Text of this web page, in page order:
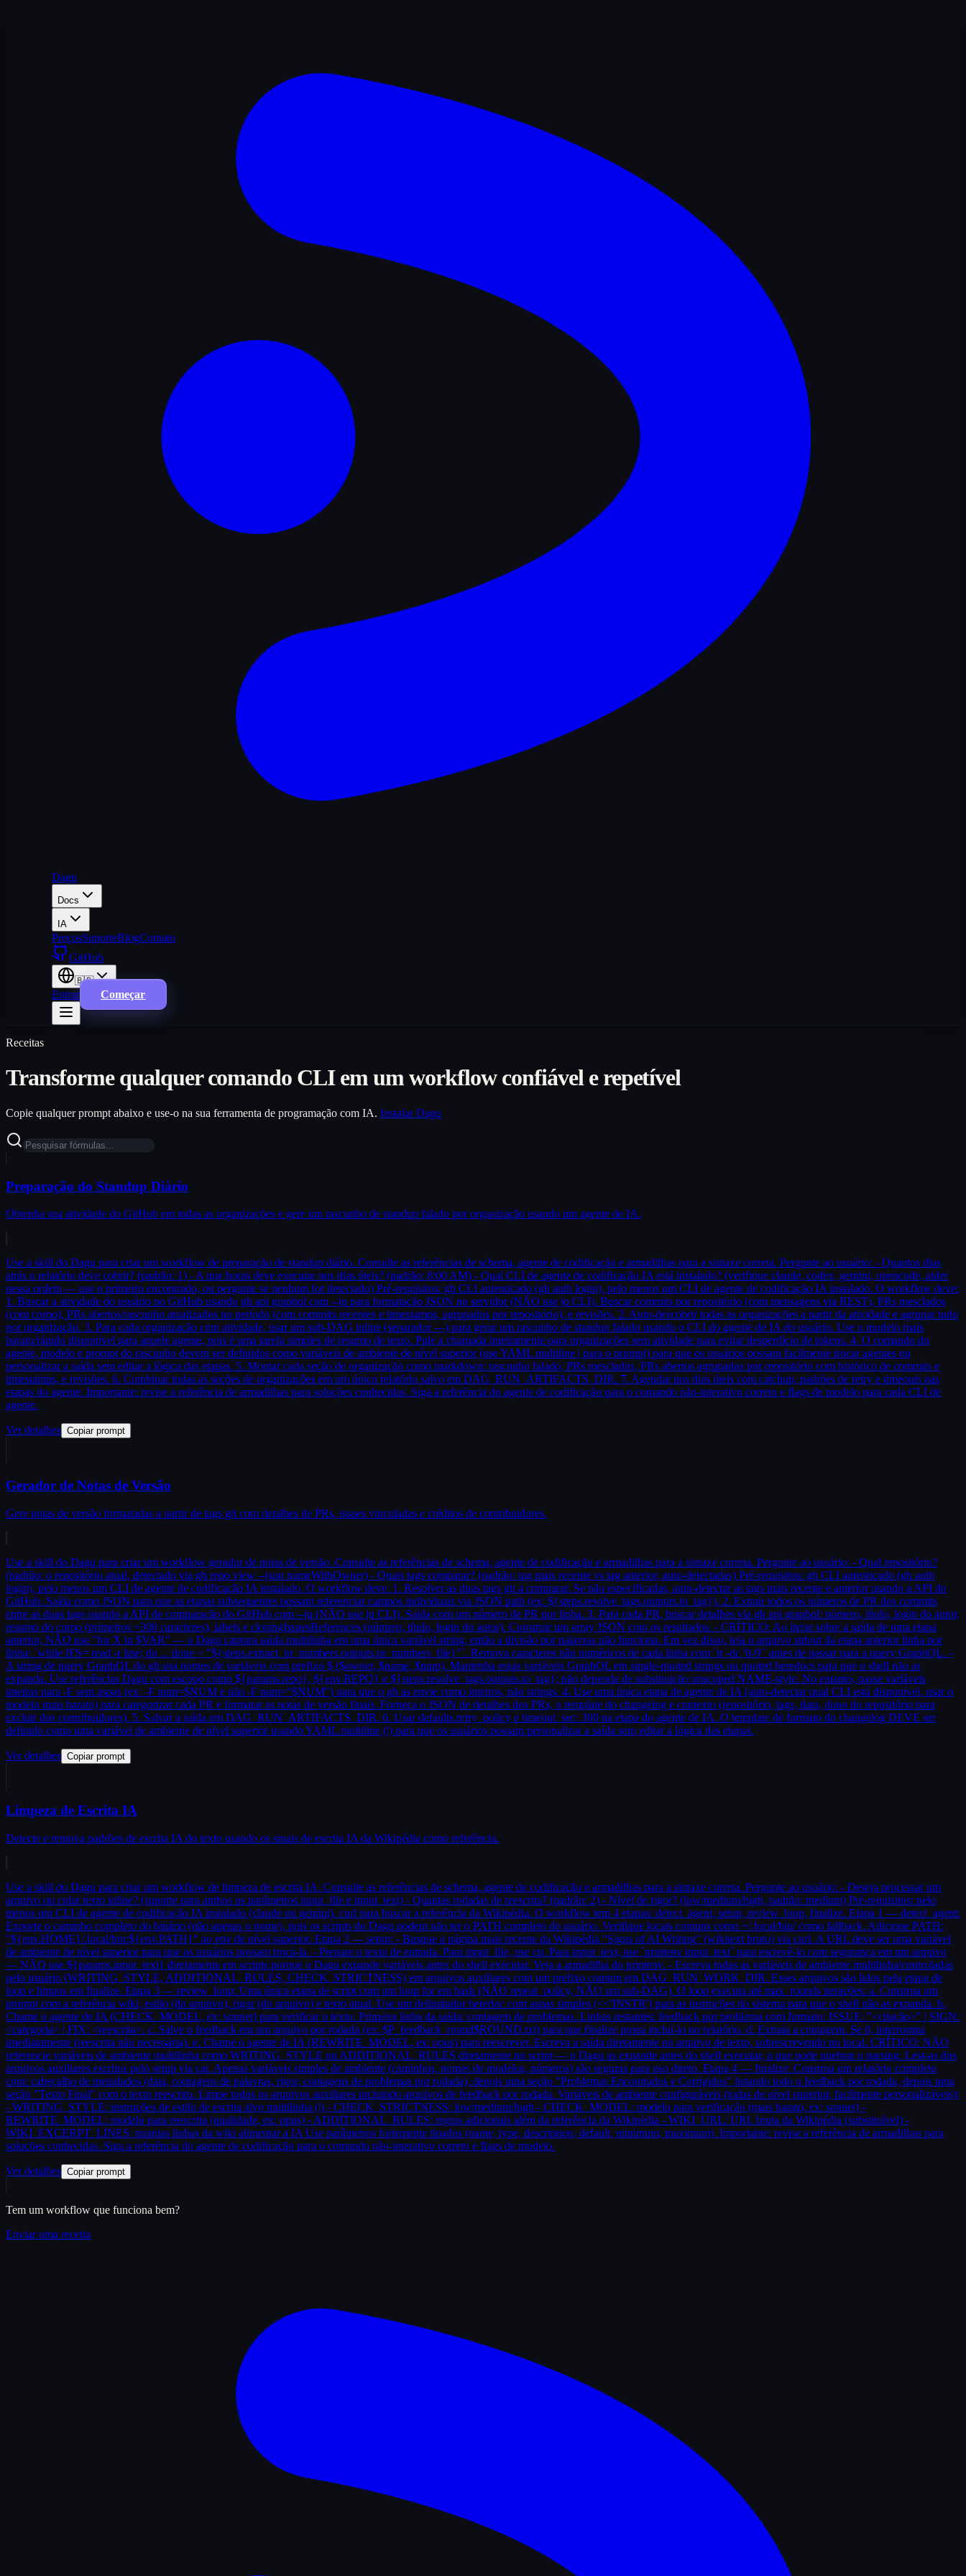
Dagu
Docs
IA
PreçosSuporteBlogContato
GitHub
🇧🇷
Entrar Começar
Receitas
Transforme qualquer comando CLI em um workflow confiável e repetível
Copie qualquer prompt abaixo e use-o na sua ferramenta de programação com IA. Instalar Dagu
Preparação do Standup Diário
Obtenha sua atividade do GitHub em todas as organizações e gere um rascunho de standup falado por organização usando um agente de IA.
Use a skill do Dagu para criar um workflow de preparação de standup diário. Consulte as referências de schema, agente de codificação e armadilhas para a sintaxe correta. Pergunte ao usuário: - Quantos dias
atrás o relatório deve cobrir? (padrão: 1) - A que horas deve executar nos dias úteis? (padrão: 8:00 AM) - Qual CLI de agente de codificação IA está instalado? (verifique claude, codex, gemini, opencode, aider
nessa ordem — use o primeiro encontrado, ou pergunte se nenhum for detectado) Pré-requisitos: gh CLI autenticado (gh auth login), pelo menos um CLI de agente de codificação IA instalado. O workflow deve:
1. Buscar a atividade do usuário no GitHub usando gh api graphql com --jq para formatação JSON no servidor (NÃO use jq CLI). Buscar commits por repositório (com mensagens via REST), PRs mesclados
(com corpo), PRs abertos/rascunho atualizados no período (com commits recentes e timestamps, agrupados por repositório), e revisões. 2. Auto-descobrir todas as organizações a partir da atividade e agrupar tudo
por organização. 3. Para cada organização com atividade, usar um sub-DAG inline (separador ---) para gerar um rascunho de standup falado usando o CLI do agente de IA do usuário. Use o modelo mais
barato/rápido disponível para aquele agente, pois é uma tarefa simples de resumo de texto. Pule a chamada inteiramente para organizações sem atividade para evitar desperdício de tokens. 4. O comando do
agente, modelo e prompt do rascunho devem ser definidos como variáveis de ambiente de nível superior (use YAML multiline | para o prompt) para que os usuários possam facilmente trocar agentes ou
personalizar a saída sem editar a lógica das etapas. 5. Montar cada seção de organização como markdown: rascunho falado, PRs mesclados, PRs abertos agrupados por repositório com histórico de commits e
timestamps, e revisões. 6. Combinar todas as seções de organizações em um único relatório salvo em DAG_RUN_ARTIFACTS_DIR. 7. Agendar nos dias úteis com catchup, padrões de retry e timeouts nas
etapas do agente. Importante: revise a referência de armadilhas para soluções conhecidas. Siga a referência do agente de codificação para o comando não-interativo correto e flags de modelo para cada CLI de
agente.
Ver detalhes Copiar prompt
Gerador de Notas de Versão
Gere notas de versão formatadas a partir de tags git com detalhes de PRs, issues vinculadas e créditos de contribuidores.
Use a skill do Dagu para criar um workflow gerador de notas de versão. Consulte as referências de schema, agente de codificação e armadilhas para a sintaxe correta. Pergunte ao usuário: - Qual repositório?
(padrão: o repositório atual, detectado via gh repo view --json nameWithOwner) - Quais tags comparar? (padrão: tag mais recente vs tag anterior, auto-detectadas) Pré-requisitos: gh CLI autenticado (gh auth
login), pelo menos um CLI de agente de codificação IA instalado. O workflow deve: 1. Resolver as duas tags git a comparar. Se não especificadas, auto-detectar as tags mais recente e anterior usando a API do
GitHub. Saída como JSON para que as etapas subsequentes possam referenciar campos individuais via JSON path (ex: ${steps.resolve_tags.outputs.to_tag}). 2. Extrair todos os números de PR dos commits
entre as duas tags usando a API de comparação do GitHub com --jq (NÃO use jq CLI). Saída com um número de PR por linha. 3. Para cada PR, buscar detalhes via gh api graphql: número, título, login do autor,
resumo do corpo (primeiros ~300 caracteres), labels e closingIssuesReferences (número, título, login do autor). Construir um array JSON com os resultados. - CRÍTICO: Ao iterar sobre a saída de uma etapa
anterior, NÃO use "for X in $VAR" — o Dagu captura saída multilinha em uma única variável string, então a divisão por palavras não funciona. Em vez disso, leia o arquivo stdout da etapa anterior linha por
linha: `while IFS= read -r line; do ... done < "${steps.extract_pr_numbers.outputs.pr_numbers_file}"`. Remova caracteres não numéricos de cada linha com `tr -dc '0-9'` antes de passar para a query GraphQL. -
A string de query GraphQL do gh usa nomes de variáveis com prefixo $ ($owner, $name, $num). Mantenha essas variáveis GraphQL em single-quoted strings ou quoted heredocs para que o shell não as
expanda. Use referências Dagu com escopo como ${params.repo}, ${env.REPO} e ${steps.resolve_tags.outputs.to_tag}; não dependa de substituição unscoped NAME-style. No entanto, passe variáveis
inteiras para -F sem aspas (ex: -F num=$NUM e não -F num="$NUM") para que o gh as envie como inteiros, não strings. 4. Use uma única etapa de agente de IA (auto-detectar qual CLI está disponível, usar o
modelo mais barato) para categorizar cada PR e formatar as notas de versão finais. Forneça o JSON de detalhes dos PRs, o template do changelog e contexto (repositório, tags, data, dono do repositório para
excluir dos contribuidores). 5. Salvar a saída em DAG_RUN_ARTIFACTS_DIR. 6. Usar defaults.retry_policy e timeout_sec: 300 na etapa do agente de IA. O template de formato do changelog DEVE ser
definido como uma variável de ambiente de nível superior usando YAML multiline (|) para que os usuários possam personalizar a saída sem editar a lógica das etapas.
Ver detalhes Copiar prompt
Limpeza de Escrita IA
Detecte e remova padrões de escrita IA do texto usando os sinais de escrita IA da Wikipédia como referência.
Use a skill do Dagu para criar um workflow de limpeza de escrita IA. Consulte as referências de schema, agente de codificação e armadilhas para a sintaxe correta. Pergunte ao usuário: - Deseja processar um
arquivo ou colar texto inline? (suporte para ambos os parâmetros input_file e input_text) - Quantas rodadas de reescrita? (padrão: 2) - Nível de rigor? (low/medium/high, padrão: medium) Pré-requisitos: pelo
menos um CLI de agente de codificação IA instalado (claude ou gemini). curl para buscar a referência da Wikipédia. O workflow tem 4 etapas: detect_agent, setup, review_loop, finalize. Etapa 1 — detect_agent:
Exporte o caminho completo do binário (não apenas o nome), pois os scripts do Dagu podem não ter o PATH completo do usuário. Verifique locais comuns como ~/.local/bin/ como fallback. Adicione PATH:
"${env.HOME}/.local/bin:${env.PATH}" ao env de nível superior. Etapa 2 — setup: - Busque a página mais recente da Wikipédia "Signs of AI Writing" (wikitext bruto) via curl. A URL deve ser uma variável
de ambiente de nível superior para que os usuários possam trocá-la. - Prepare o texto de entrada. Para input_file, use cp. Para input_text, use `printenv input_text` para escrevê-lo com segurança em um arquivo
— NÃO use ${params.input_text} diretamente em scripts porque o Dagu expande variáveis antes do shell executar. Veja a armadilha do printenv. - Escreva todas as variáveis de ambiente multilinha/controladas
pelo usuário (WRITING_STYLE, ADDITIONAL_RULES, CHECK_STRICTNESS) em arquivos auxiliares com um prefixo comum em DAG_RUN_WORK_DIR. Esses arquivos são lidos pela etapa de
loop e limpos em finalize. Etapa 3 — review_loop: Uma única etapa de script com um loop for em bash (NÃO repeat_policy, NÃO um sub-DAG). O loop executa até max_rounds iterações: a. Construa um
prompt com a referência wiki, estilo (do arquivo), rigor (do arquivo) e texto atual. Use um delimitador heredoc com aspas simples (<<'INSTR') para as instruções do sistema para que o shell não as expanda. b.
Chame o agente de IA (CHECK_MODEL, ex: sonnet) para verificar o texto. Primeira linha da saída: contagem de problemas. Linhas restantes: feedback por problema com formato: ISSUE: "<citação>" | SIGN:
<categoria> | FIX: <reescrita>. c. Salve o feedback em um arquivo por rodada (ex: $P_feedback_round$ROUND.txt) para que finalize possa incluí-lo no relatório. d. Extraia a contagem. Se 0, interrompa
imediatamente (reescrita não necessária). e. Chame o agente de IA (REWRITE_MODEL, ex: opus) para reescrever. Escreva a saída diretamente no arquivo de texto, sobrescrevendo no local. CRÍTICO: NÃO
referencie variáveis de ambiente multilinha como WRITING_STYLE ou ADDITIONAL_RULES diretamente no script — o Dagu as expande antes do shell executar, o que pode quebrar o parsing. Leia-as dos
arquivos auxiliares escritos pelo setup via cat. Apenas variáveis simples de ambiente (caminhos, nomes de modelos, números) são seguras para uso direto. Etapa 4 — finalize: Construa um relatório completo
com: cabeçalho de metadados (data, contagens de palavras, rigor, contagens de problemas por rodada), depois uma seção "Problemas Encontrados e Corrigidos" listando todo o feedback por rodada, depois uma
seção "Texto Final" com o texto reescrito. Limpe todos os arquivos auxiliares incluindo arquivos de feedback por rodada. Variáveis de ambiente configuráveis (todas de nível superior, facilmente personalizáveis):
- WRITING_STYLE: instruções de estilo de escrita alvo multilinha (|) - CHECK_STRICTNESS: low/medium/high - CHECK_MODEL: modelo para verificação (mais barato, ex: sonnet) -
REWRITE_MODEL: modelo para reescrita (qualidade, ex: opus) - ADDITIONAL_RULES: regras adicionais além da referência da Wikipédia - WIKI_URL: URL bruta da Wikipédia (substituível) -
WIKI_EXCERPT_LINES: quantas linhas da wiki alimentar a IA Use parâmetros fortemente tipados (name, type, description, default, minimum, maximum). Importante: revise a referência de armadilhas para
soluções conhecidas. Siga a referência do agente de codificação para o comando não-interativo correto e flags de modelo.
Ver detalhes Copiar prompt
Tem um workflow que funciona bem?
Enviar uma receita